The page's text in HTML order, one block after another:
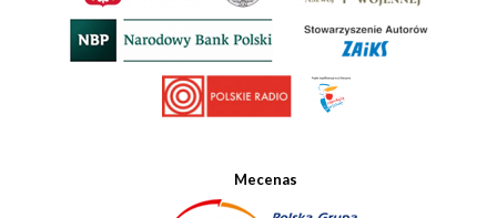
Mecenas